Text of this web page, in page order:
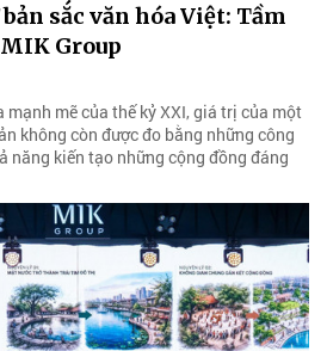
sắc văn hóa Việt: Tầm
Group
mẽ của thế kỷ XXI, giá trị của một
không còn được đo bằng những công
năng kiến tạo những cộng đồng đáng